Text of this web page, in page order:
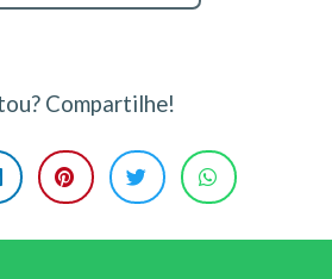
Compartilhe!